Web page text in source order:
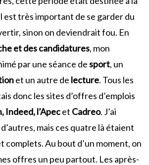
est très important de se garder du
sinon on deviendrait fou. En
et des candidatures, mon
par une séance desport, un
et un autre de lecture. Tous les
donc les sites d’offres d’emplois
Indeed, l’Apecet Cadreo. J’ai
mais ces quatre là étaient
complets. Au bout d’un moment, on
offres un peu partout. Les après-